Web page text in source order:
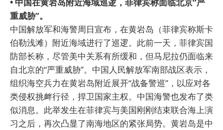
• 中国在黄岩岛附近海域巡逻，菲律宾称面临北京“严
重威胁”。
中国解放军和海警周日宣布，在黄岩岛（菲律宾称斯卡
伯勒浅滩）附近海域进行了巡逻。此前一天，菲律宾国
防部长称，尽管美中关系有所缓和，但马尼拉仍面临来
自北京的“严重威胁”。中国人民解放军南部战区表示，
组织海空兵力在黄岩岛附近展开“战备警巡”，以应对各
类侵权挑衅行径，捍卫国家主权。中国海警也发布了类
似消息。此举发生在菲律宾与美国刚刚结束联合海上演
习之后，再次凸显了南海地区的紧张局势。黄岩岛是中